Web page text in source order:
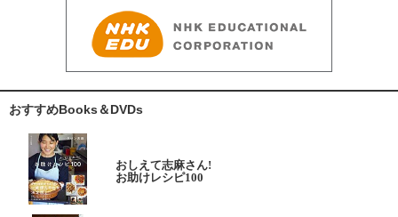
おすすめBooks＆DVDs
おしえて志麻さん!
お助けレシピ100